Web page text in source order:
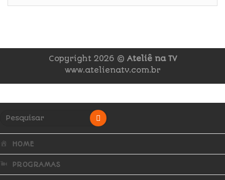
Copyright 2026 © Ateliê na TV
www.atelienatv.com.br
HOME
PROGRAMAS